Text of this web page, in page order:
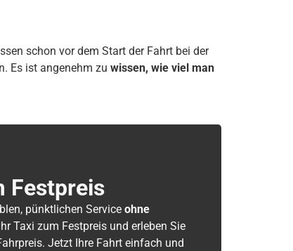
schon vor dem Start der Fahrt bei der
Es ist angenehm zu wissen, wie viel man
Festpreis
pünktlichen Service ohne
Taxi zum Festpreis und erleben Sie
Jetzt Ihre Fahrt einfach und